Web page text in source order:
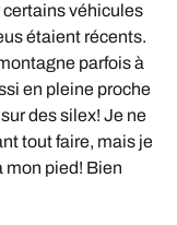
véhicules
étaient récents.
parfois à
en pleine proche
des silex! Je ne
tout faire, mais je
mon pied! Bien